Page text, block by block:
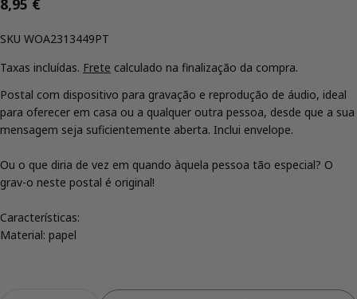
Preço
8,95 €
SKU SKU:
WOA2313449PT
Taxas incluídas. Frete calculado na finalização da compra.
Postal com dispositivo para gravação e reprodução de áudio, ideal
para oferecer em casa ou a qualquer outra pessoa, desde que a sua
mensagem seja suficientemente aberta. Inclui envelope.
Ou o que diria de vez em quando àquela pessoa tão especial? O
grav-o neste postal é original!
Características:
Material: papel
Compartilhe este produto
Compartilhar
Compartilhar
Facebook
Compartilhar
Fixar